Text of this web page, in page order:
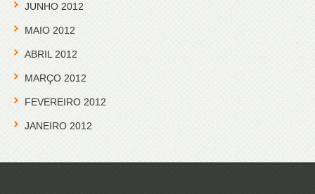
JUNHO 2012
MAIO 2012
ABRIL 2012
MARÇO 2012
FEVEREIRO 2012
JANEIRO 2012